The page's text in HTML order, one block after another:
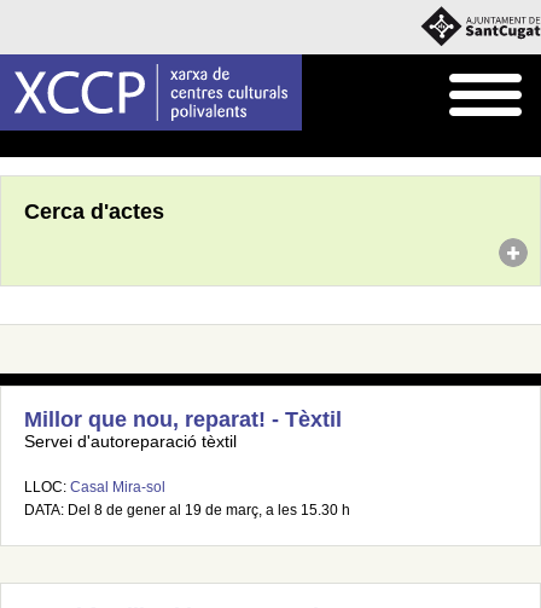
Cerca d'actes
Millor que nou, reparat! - Tèxtil
Servei d'autoreparació tèxtil
LLOC: Casal Mira-sol
DATA: Del 8 de gener al 19 de març, a les 15.30 h